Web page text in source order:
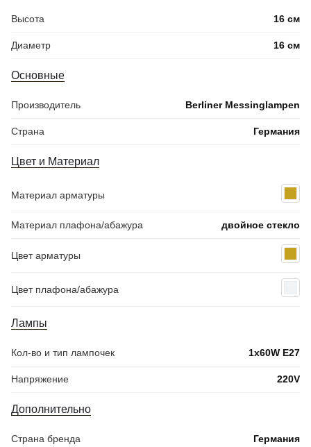
Высота 16 см
Диаметр 16 см
Основные
Производитель Berliner Messinglampen
Страна Германия
Цвет и Материал
Материал арматуры
Материал плафона/абажура двойное стекло
Цвет арматуры
Цвет плафона/абажура
Лампы
Кол-во и тип лампочек 1x60W E27
Напряжение 220V
Дополнительно
Страна бренда Германия